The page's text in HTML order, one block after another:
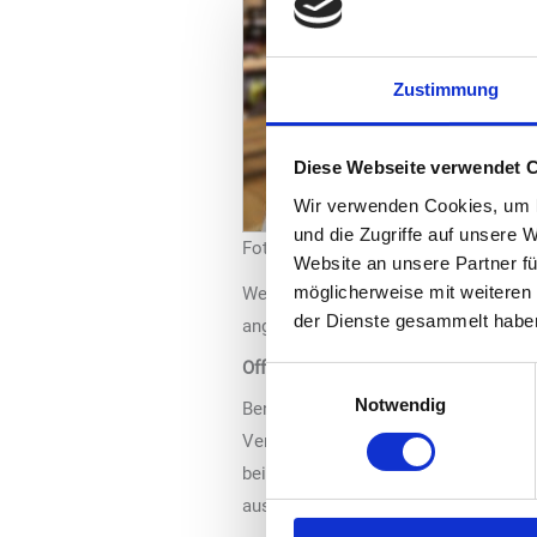
Zustimmung
Diese Webseite verwendet
Wir verwenden Cookies,
und die Zugriffe auf unsere
Website an unsere Partner
möglicherweise mit
der Dienste gesammelt
Notwendig
Foto: MCS
Werbeimpulse zu geben. Die
angebundenen CONNECTOR unter
Offen für weitere Systeme
Benjamin Halir, Business Developer
Verfügung gestellt. Wir haben
beispielsweise auch die pay@pump
auszuspielen, werden folgen. Wir